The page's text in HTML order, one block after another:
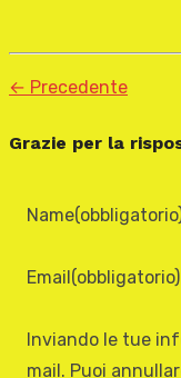
← Precedente
Grazie per la
Name
Email(obbligatorio)
Inviando le tue
mail. Puoi